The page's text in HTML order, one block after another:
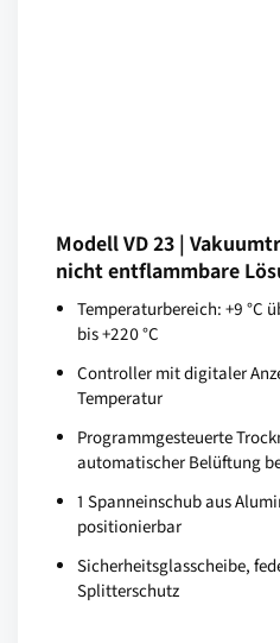
Modell VD 23 |
nicht entflammbare
Temperaturbereich: +9 °C
bis +220 °C
Controller mit digitaler
Temperatur
Programmgesteuerte
automatischer Belüftung
1 Spanneinschub aus
positionierbar
Sicherheitsglasscheibe,
Splitterschutz